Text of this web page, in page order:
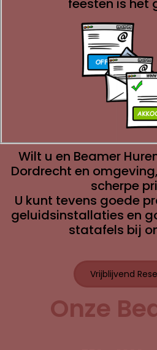
feesten is het
Wilt u en Beamer
Dordrecht en
scherpe
U kunt tevens goede
geluidsinstallaties en
statafels bij
Vrijblijvend
Onze